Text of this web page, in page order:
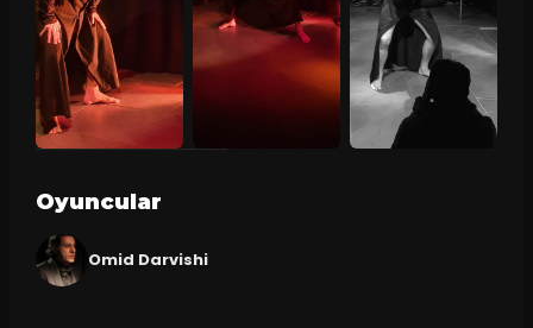
Oyuncular
Omid Darvishi